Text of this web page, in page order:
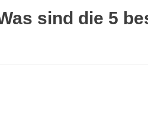
sind die 5